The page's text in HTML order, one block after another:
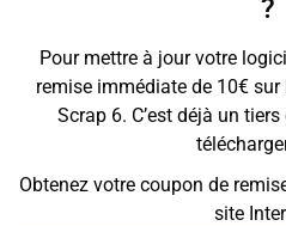
?
Pour mettre à jour votre
remise immédiate de 10€
Scrap 6. C’est déjà un
Obtenez votre coupon de
site